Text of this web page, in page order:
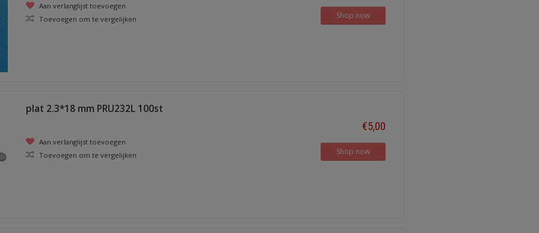
Aan verlanglijst toevoegen
Toevoegen om te vergelijken
Shop now
plat 2.3*18 mm PRU232L 100st
Aan verlanglijst toevoegen
Toevoegen om te vergelijken
€5,00
Shop now